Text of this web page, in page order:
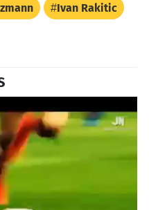
Ivan Rakitic